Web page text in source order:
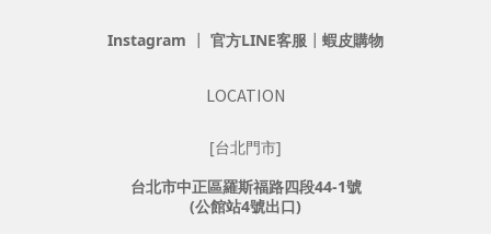
Instagram ┃ 官方LINE客服 ┃ 蝦皮購物
LOCATION
[台北門市]
台北市中正區羅斯福路四段44-1號
(公館站4號出口)